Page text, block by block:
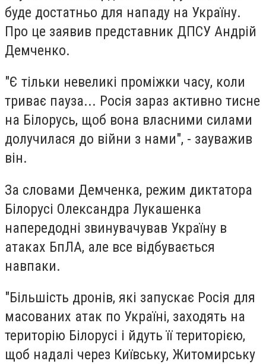
буде достатньо для нападу на Україну.
Про це заявив представник ДПСУ Андрій
Демченко.
"Є тільки невеликі проміжки часу, коли
триває пауза... Росія зараз активно тисне
на Білорусь, щоб вона власними силами
долучилася до війни з нами", - зауважив
він.
За словами Демченка, режим диктатора
Білорусі Олександра Лукашенка
напередодні звинувачував Україну в
атаках БпЛА, але все відбувається
навпаки.
"Більшість дронів, які запускає Росія для
масованих атак по Україні, заходять на
територію Білорусі і йдуть її територією,
щоб надалі через Київську, Житомирську